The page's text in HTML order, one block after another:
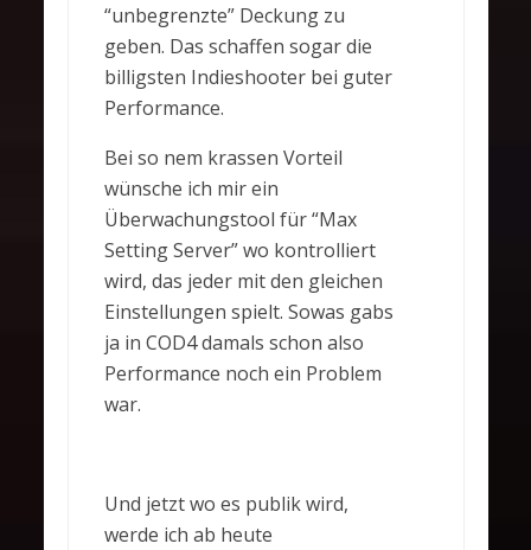
“unbegrenzte” Deckung zu
geben. Das schaffen sogar die
billigsten Indieshooter bei guter
Performance.
Bei so nem krassen Vorteil
wünsche ich mir ein
Überwachungstool für “Max
Setting Server” wo kontrolliert
wird, das jeder mit den gleichen
Einstellungen spielt. Sowas gabs
ja in COD4 damals schon also
Performance noch ein Problem
war.
Und jetzt wo es publik wird,
werde ich ab heute